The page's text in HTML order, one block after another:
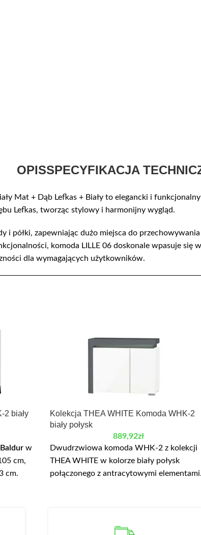
OPISSPECYFIKACJA
Mat + Dąb Lefkas + Biały to elegancki i
Lefkas, tworząc stylowy i harmonijny wygląd.
i półki, zapewniając dużo miejsca do
komoda LILLE 06 doskonale wpasuje
dla wymagających użytkowników.
2 biały
Baldur w
cm,
cm.
z
Kolekcja THEA WHITE Komoda WHK-2
biały połysk
889,92zł
Dwudrzwiowa komoda WHK-2 z kolekcji
THEA WHITE w kolorze biały połysk
połączonego z antracytowymi elementami.
wysokiej jakości płyty laminowanej. We